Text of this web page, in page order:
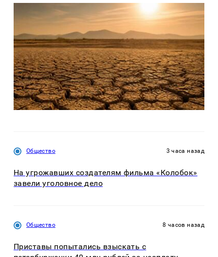
Общество 3 часа назад
На угрожавших создателям фильма «Колобок»
завели уголовное дело
Общество 8 часов назад
Приставы попытались взыскать с